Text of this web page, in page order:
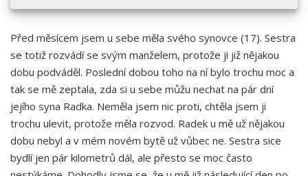
Před měsícem jsem u sebe měla svého synovce (17). Sestra
se totiž rozvádí se svým manželem, protože ji již nějakou
dobu podváděl. Poslední dobou toho na ní bylo trochu moc a
tak se mě zeptala, zda si u sebe můžu nechat na pár dní
jejího syna Radka. Neměla jsem nic proti, chtěla jsem ji
trochu ulevit, protože měla rozvod. Radek u mě už nějakou
dobu nebyl a v mém novém bytě už vůbec ne. Sestra sice
bydlí jen pár kilometrů dál, ale přesto se moc často